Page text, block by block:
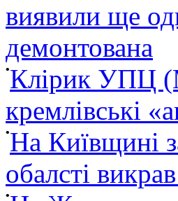
виявили ще
демонтована
•Клірик УПЦ
кремлівські
•На Київщині
обалсті
•